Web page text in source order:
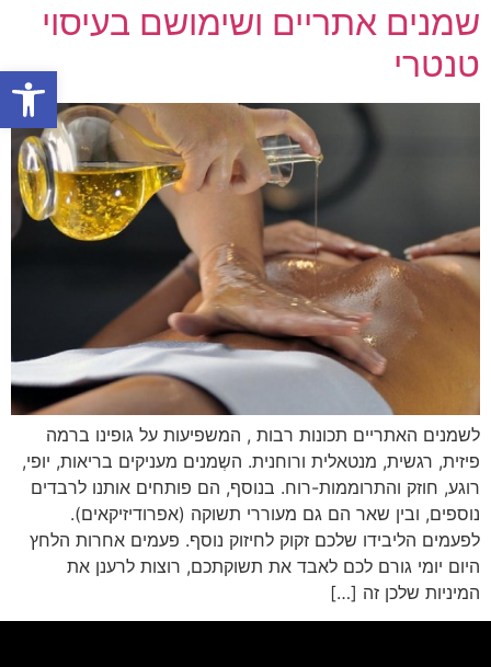
שמנים אתריים ושימושם בעיסוי
טנטרי
לשמנים האתריים תכונות רבות , המשפיעות על גופינו ברמה
פיזית, רגשית, מנטאלית ורוחנית. השְמנים מעניקים בריאות, יופי,
רוגע, חוזק והתרוממות-רוח. בנוסף, הם פותחים אותנו לרבדים
נוספים, ובין שאר הם גם מעוררי תשוקה (אפרודיזיקאים).
לפעמים הליבידו שלכם זקוק לחיזוק נוסף. פעמים אחרות הלחץ
היום יומי גורם לכם לאבד את תשוקתכם, רוצות לרענן את
המיניות שלכן זה […]